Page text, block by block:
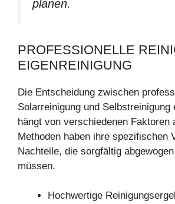
planen.
PROFESSIONELLE
EIGENREINIGUNG
Die Entscheidung zwischen
Solarreinigung und Selbstreinigung
hängt von verschiedenen Faktoren
Methoden haben ihre spezifischen
Nachteile, die sorgfältig
müssen.
Hochwertige